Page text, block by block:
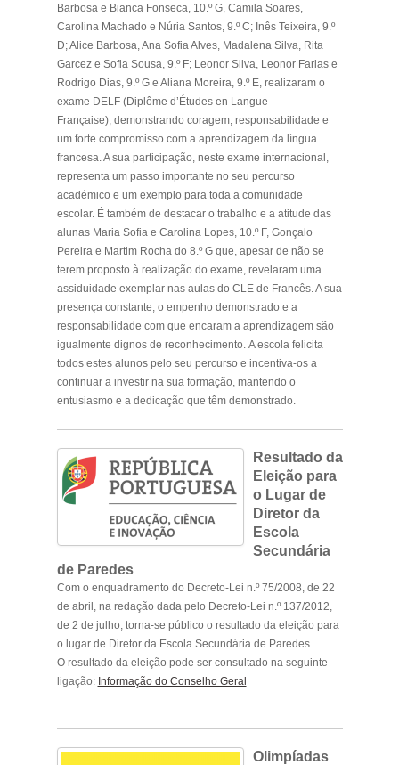
Barbosa e Bianca Fonseca, 10.º G, Camila Soares,
Carolina Machado e Núria Santos, 9.º C; Inês Teixeira, 9.º
D; Alice Barbosa, Ana Sofia Alves, Madalena Silva, Rita
Garcez e Sofia Sousa, 9.º F; Leonor Silva, Leonor Farias e
Rodrigo Dias, 9.º G e Aliana Moreira, 9.º E, realizaram o
exame DELF (Diplôme d’Études en Langue
Française), demonstrando coragem, responsabilidade e
um forte compromisso com a aprendizagem da língua
francesa. A sua participação, neste exame internacional,
representa um passo importante no seu percurso
académico e um exemplo para toda a comunidade
escolar. É também de destacar o trabalho e a atitude das
alunas Maria Sofia e Carolina Lopes, 10.º F, Gonçalo
Pereira e Martim Rocha do 8.º G que, apesar de não se
terem proposto à realização do exame, revelaram uma
assiduidade exemplar nas aulas do CLE de Francês. A sua
presença constante, o empenho demonstrado e a
responsabilidade com que encaram a aprendizagem são
igualmente dignos de reconhecimento. A escola felicita
todos estes alunos pelo seu percurso e incentiva-os a
continuar a investir na sua formação, mantendo o
entusiasmo e a dedicação que têm demonstrado.
Resultado da
Eleição para
o Lugar de
Diretor da
Escola
Secundária
de Paredes
Com o enquadramento do Decreto-Lei n.º 75/2008, de 22
de abril, na redação dada pelo Decreto-Lei n.º 137/2012,
de 2 de julho, torna-se público o resultado da eleição para
o lugar de Diretor da Escola Secundária de Paredes.
O resultado da eleição pode ser consultado na seguinte
ligação: Informação do Conselho Geral
Olimpíadas